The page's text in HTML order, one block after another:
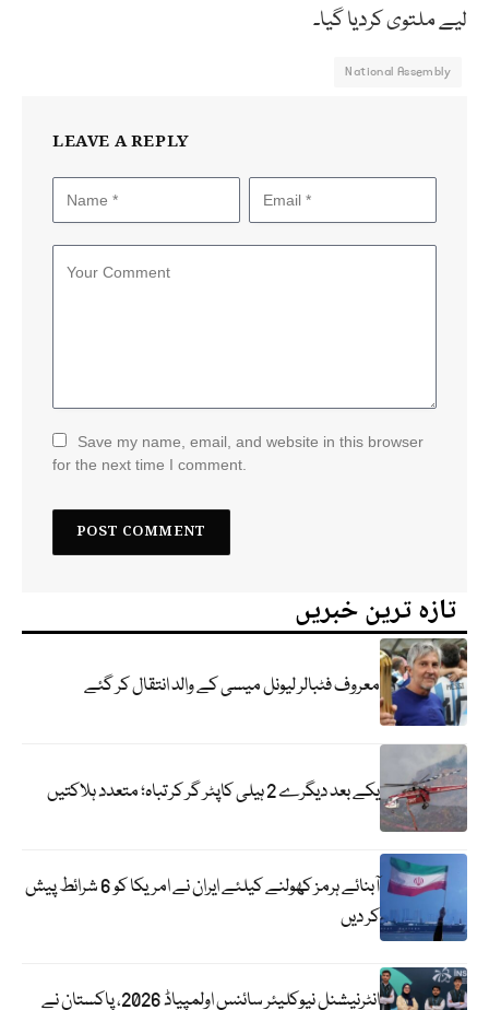
لیے ملتوی کردیا گیا۔
National Assembly
LEAVE A REPLY
Save my name, email, and website in this browser
for the next time I comment.
تازہ ترین خبریں
معروف فٹبالر لیونل میسی کے والد انتقال کر گئے
یکے بعد دیگرے 2 ہیلی کاپٹر گر کر تباہ؛ متعدد ہلاکتیں
آبنائے ہرمز کھولنے کیلئے ایران نے امریکا کو 6 شرائط پیش
کر دیں
انٹرنیشنل نیوکلیئر سائنس اولمپیاڈ 2026، پاکستان نے